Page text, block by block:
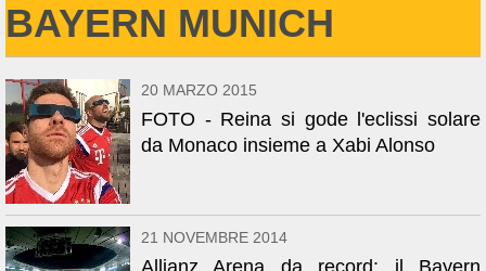
BAYERN MUNICH
20 MARZO 2015
FOTO - Reina si gode l'eclissi solare
da Monaco insieme a Xabi Alonso
21 NOVEMBRE 2014
Allianz Arena da record: il Bayern